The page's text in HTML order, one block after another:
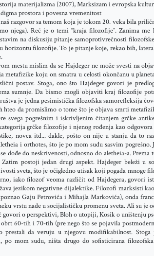
materijalizma (2007), Marksizam i evropska
prostora i povesna vremenitost
razgovor sa temom koja je tokom 20. veka bila
njega). Reč je o temi “kraja filozofije”. Zanima
na diskusiju pitanje samoprotivrečnosti
horizontu filozofije. To je pitanje koje, rekao bih,
mestu mislim da se Hajdeger ne može svesti na
metafizike koju on smatra u celosti okončanu u
postav. Stoga, ono što Hajdeger govori je
sumnje. Da bismo mogli objaviti kraj filozofije
je jedna pesimistička filozofska samorefleksija
hteo da promislimo o tome što je objava smrti
svega pogrešnim i iskrivljenim čitanjem grčke
grčke filozofije i njenog rođenja kao odgovora
novca itd... dakle, pošto on nije u stanju da to
i orthotes, što je po mom sudu sasvim
dođe do neskrivenosti, odnosno do aletheia-a.
postoji jedan drugi aspekt. Hajdeger beleži u
sveta, što je očigledno utisak koji pogađa mnoge
iako filozof veoma različit od Hajdegera, govori
jezikom negativne dijalektike. Filozofi marksisti
Gaju Petrovića i Mihajla Markovića), onda
vrstu nade u socijalističku promenu sveta. Ali su je
govori o perspektivi, Bloh o utopiji, Kosik o uništenju
60-tih i 70-tih (pre nego što se pojavila
prestali da veruju u njegovu modifikabilnost.
po mom sudu, ništa drugo do sofisticirana